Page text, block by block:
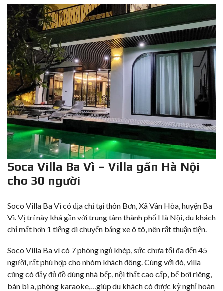
Soca Villa Ba Vì – Villa gần Hà Nội
cho 30 người
Soco Villa Ba Vìcó địa chỉ tại thôn Bơn, Xã Vân Hòa, huyện Ba
Vì. Vị trí này khá gần với trung tâm thành phố Hà Nội, du khách
chỉ mất hơn 1 tiếng di chuyển bằng xe ô tô, nên rất thuận tiện.
Soco Villa Ba vì có 7 phòng ngủ khép, sức chưa tối đa đến 45
người, rất phù hợp cho nhóm khách đông. Cùng với đó, villa
cũng có đầy đủ đồ dùng nhà bếp, nội thất cao cấp, bể bơi riêng,
bàn bi a, phòng karaoke,…giúp du khách có được kỳ nghỉ hoàn